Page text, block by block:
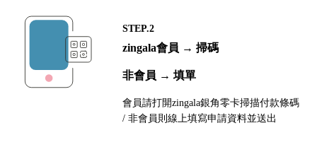
STEP.2
zingala會員 → 掃碼
非會員 → 填單
會員請打開zingala銀角零卡掃描付款條碼
/ 非會員則線上填寫申請資料並送出